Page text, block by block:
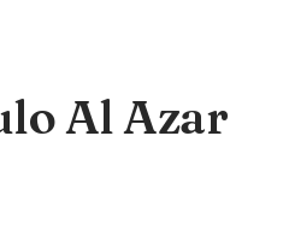
Al Azar